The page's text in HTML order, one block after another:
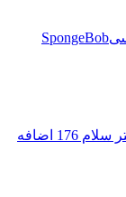
SpongeBob
تمامی قسمت کلیپ طنز دکتر سلام - دکتر سلام 176 اضافه